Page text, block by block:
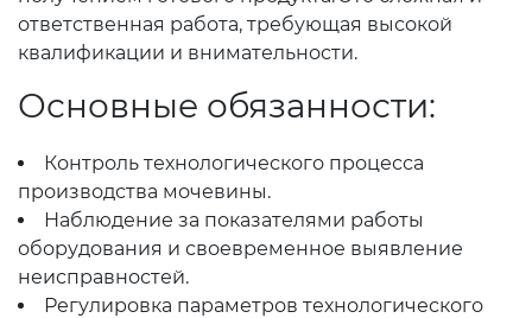
ответственная работа, требующая высокой
квалификации и внимательности.
Основные обязанности:
Контроль технологического процесса
производства мочевины.
Наблюдение за показателями работы
оборудования и своевременное выявление
неисправностей.
Регулировка параметров технологического